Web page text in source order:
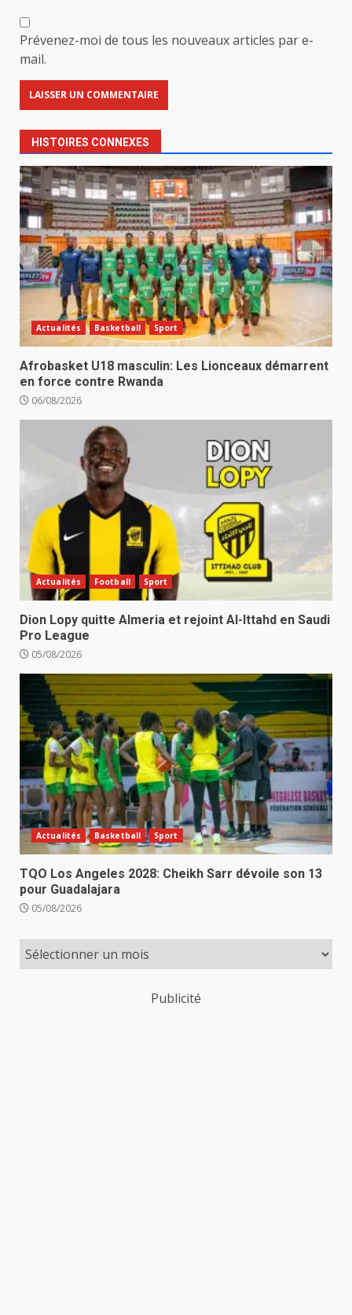
Prévenez-moi de tous les nouveaux articles par e-
mail.
HISTOIRES CONNEXES
Actualités Basketball Sport
Afrobasket U18 masculin: Les Lionceaux démarrent
en force contre Rwanda
06/08/2026
Actualités Football Sport
Dion Lopy quitte Almeria et rejoint Al-Ittahd en Saudi
Pro League
05/08/2026
Actualités Basketball Sport
TQO Los Angeles 2028: Cheikh Sarr dévoile son 13
pour Guadalajara
05/08/2026
Publicité